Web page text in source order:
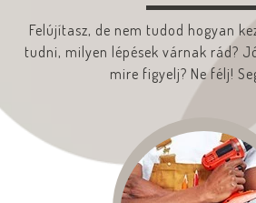
Felújítasz, de nem tudod hogyan
tudni, milyen lépések várnak rád?
mire figyelj? Ne félj!